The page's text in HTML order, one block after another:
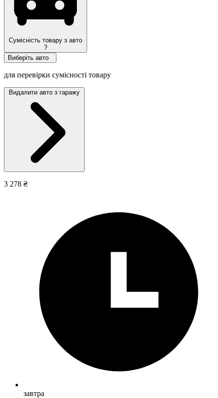
Сумісність товару з авто
?
Виберіть авто
для перевірки сумісності товару
Видалити авто з гаражу
3 278 ₴
завтра